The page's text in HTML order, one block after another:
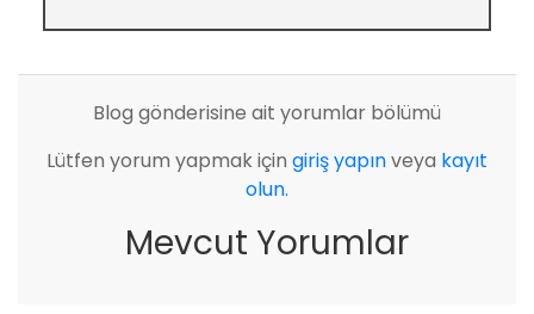
Blog gönderisine ait yorumlar bölümü
Lütfen yorum yapmak için giriş yapınveya kayıt
olun.
Mevcut Yorumlar